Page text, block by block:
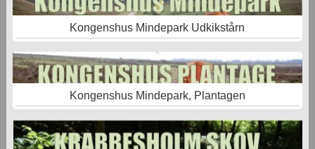
Kongenshus Mindepark Udkikstårn
Kongenshus Mindepark, Plantagen